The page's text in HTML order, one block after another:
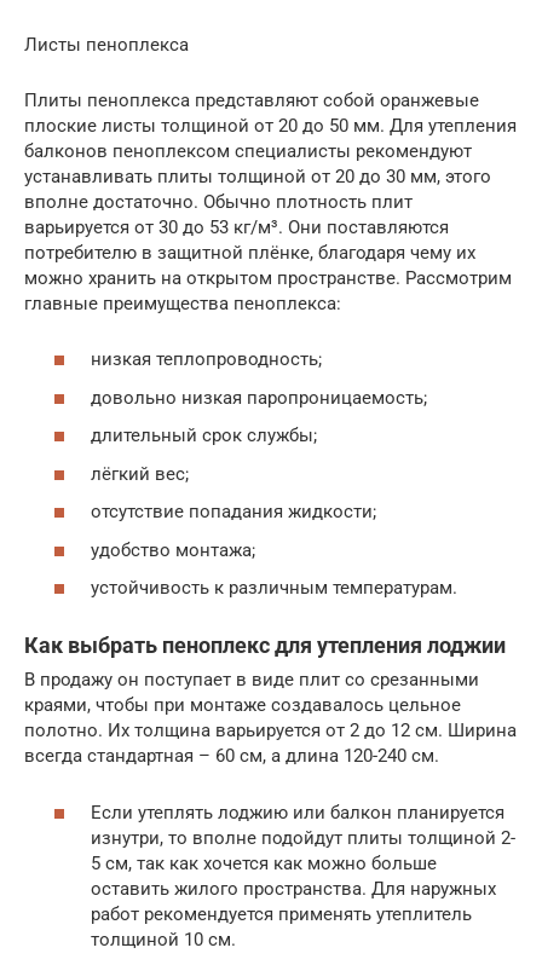
Листы пеноплекса
Плиты пеноплекса представляют собой оранжевые
плоские листы толщиной от 20 до 50 мм. Для утепления
балконов пеноплексом специалисты рекомендуют
устанавливать плиты толщиной от 20 до 30 мм, этого
вполне достаточно. Обычно плотность плит
варьируется от 30 до 53 кг/м³. Они поставляются
потребителю в защитной плёнке, благодаря чему их
можно хранить на открытом пространстве. Рассмотрим
главные преимущества пеноплекса:
низкая теплопроводность;
довольно низкая паропроницаемость;
длительный срок службы;
лёгкий вес;
отсутствие попадания жидкости;
удобство монтажа;
устойчивость к различным температурам.
Как выбрать пеноплекс для утепления лоджии
В продажу он поступает в виде плит со срезанными
краями, чтобы при монтаже создавалось цельное
полотно. Их толщина варьируется от 2 до 12 см. Ширина
всегда стандартная – 60 см, а длина 120-240 см.
Если утеплять лоджию или балкон планируется
изнутри, то вполне подойдут плиты толщиной 2-
5 см, так как хочется как можно больше
оставить жилого пространства. Для наружных
работ рекомендуется применять утеплитель
толщиной 10 см.